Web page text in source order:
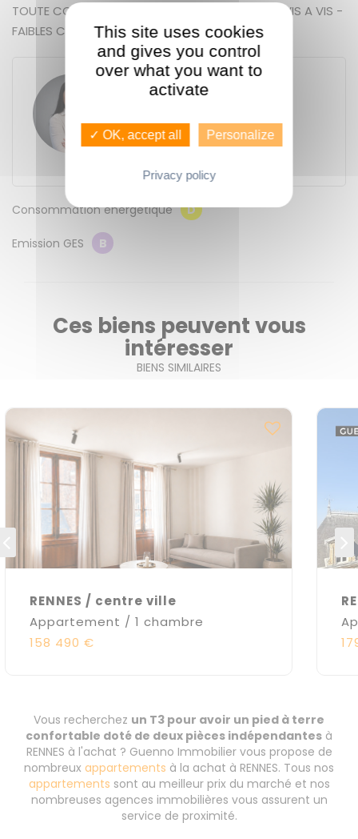
TOUTE COMMODITES ET TRANSPORTS - AUCUN VIS A VIS -
FAIBLES CHARGES
Besmira BYTYCI
17 place de la Mairie
35850Romillé
Consommation énergétique D
Emission GES B
Ces biens peuvent vous
intéresser
BIENS SIMILAIRES
RENNES / centre ville
Appartement / 1 chambre
158 490 €
Vous recherchez un T3 pour avoir un pied à terre
confortable doté de deux pièces indépendantes à
RENNES à l'achat ? Guenno Immobilier vous propose de
nombreux appartements à la achat à RENNES. Tous nos
appartements sont au meilleur prix du marché et nos
nombreuses agences immobilières vous assurent un
service de proximité.
This site uses cookies
and gives you control
over what you want to
activate
✓ OK, accept all Personalize
Privacy policy